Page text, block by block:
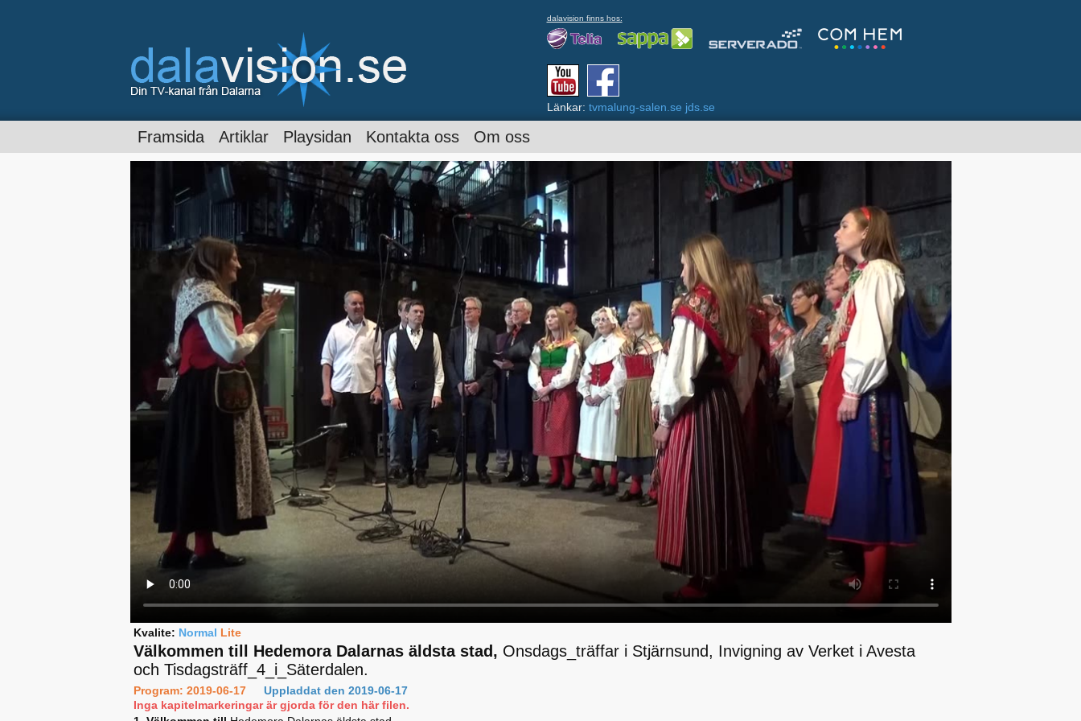
dalavision finns hos:
Länkar: tvmalung-salen.se jds.se
Framsida Artiklar Playsidan Kontakta oss Om oss
Kvalite: Normal Lite
Välkommen till Hedemora Dalarnas äldsta stad, Onsdags_träffar i Stjärnsund, Invigning av Verket i Avesta
och Tisdagsträff_4_i_Säterdalen.
Program: 2019-06-17
Uppladdat den 2019-06-17
Inga kapitelmarkeringar är gjorda för den här filen.